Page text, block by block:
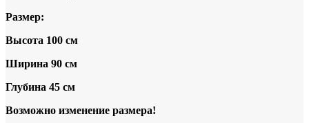
Размер:
Высота 100 см
Ширина 90 см
Глубина 45 см
Возможно изменение размера!